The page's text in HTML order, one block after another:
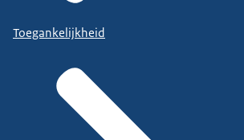
Toegankelijkheid